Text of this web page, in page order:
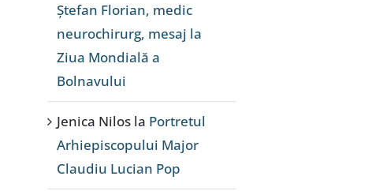
Ștefan Florian, medic
neurochirurg, mesaj la
Ziua Mondială a
Bolnavului
Jenica Nilos la Portretul
Arhiepiscopului Major
Claudiu Lucian Pop